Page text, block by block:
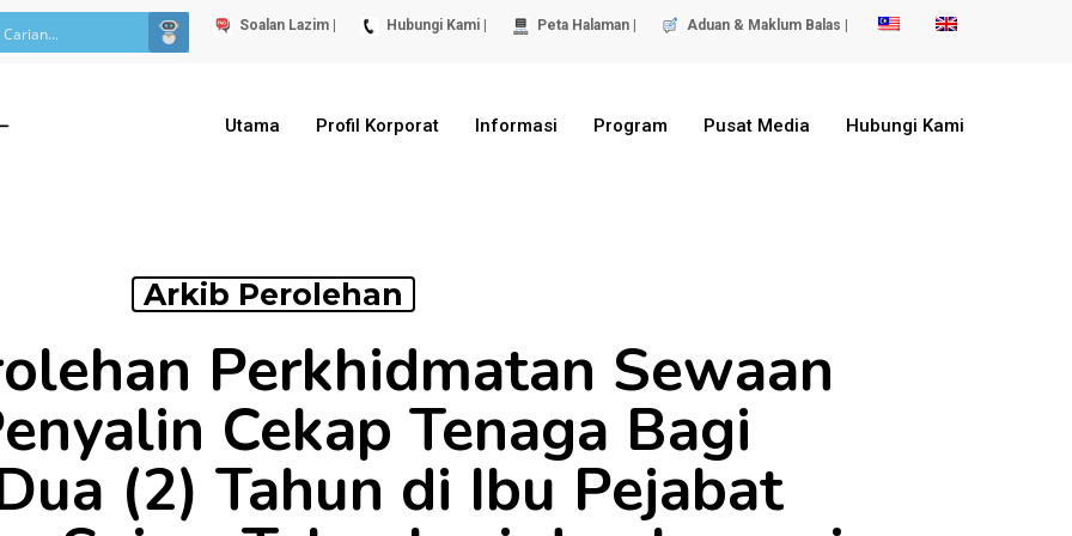
Soalan Lazim | Hubungi Kami | Peta Halaman | Aduan & Maklum Balas |
Utama Profil Korporat Informasi Program Pusat Media Hubungi Kami
Arkib Perolehan
Perkhidmatan Sewaan
Cekap Tenaga Bagi
(2) Tahun di Ibu Pejabat